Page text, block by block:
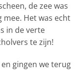
de zee was
mee. Het was echt
in de verte
te zijn!
gingen we terug